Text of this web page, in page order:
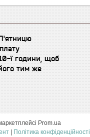
ї години, щоб
тим же
Prom.ua
Політика конфіденційності